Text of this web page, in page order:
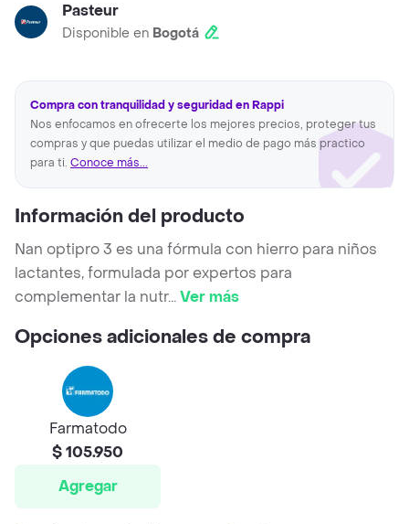
Pasteur
Disponible en Bogotá
Compra con tranquilidad y seguridad en Rappi
Nos enfocamos en ofrecerte los mejores precios, proteger tus
compras y que puedas utilizar el medio de pago más practico
para ti. Conoce más...
Información del producto
Nan optipro 3 es una fórmula con hierro para niños
lactantes, formulada por expertos para
complementar la nutr...Ver más
Opciones adicionales de compra
Farmatodo
$ 105.950
Agregar